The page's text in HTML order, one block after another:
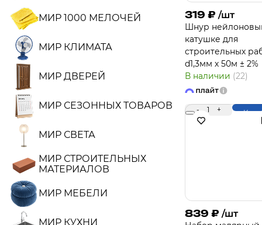
МИР 1000 МЕЛОЧЕЙ
МИР КЛИМАТА
МИР ДВЕРЕЙ
МИР СЕЗОННЫХ ТОВАРОВ
МИР СВЕТА
МИР СТРОИТЕЛЬНЫХ
МАТЕРИАЛОВ
МИР МЕБЕЛИ
МИР КУХНИ
319 ₽ /шт
Шнур
катушке для
строительных
d1,3мм х 50м ± 2%
В наличии (22)
- 1 +
839 ₽ /шт